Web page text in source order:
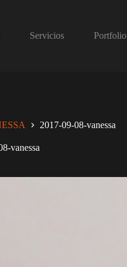
Servicios Portfolio
2017-09-08-vanessa
vanessa